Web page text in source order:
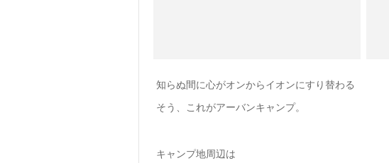
知らぬ間に心がオンからイオンにすり替わる
そう、これがアーバンキャンプ。
キャンプ地周辺は